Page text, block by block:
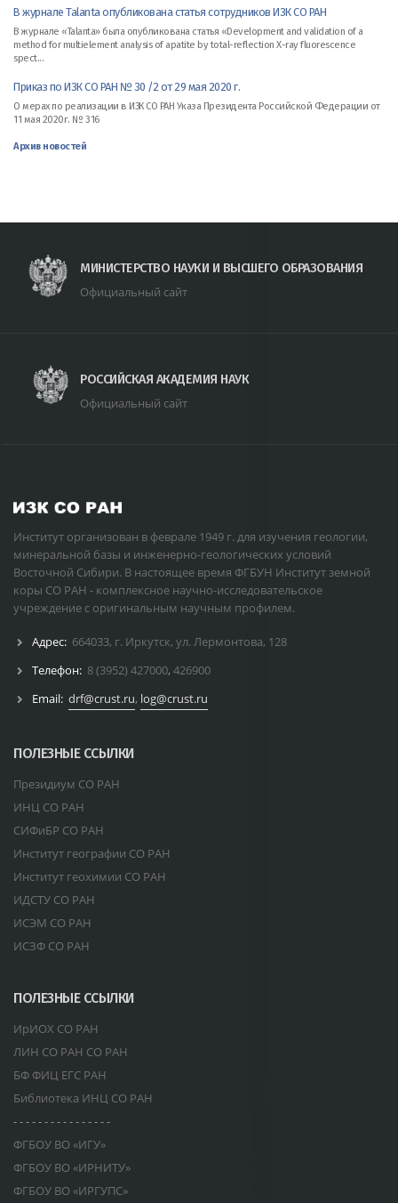
В журнале Talanta опубликована статья сотрудников ИЗК СО РАН
В журнале «Talanta» была опубликована статья «Development and validation of a
method for multielement analysis of apatite by total-reflection X-ray fluorescence
spect...
Приказ по ИЗК СО РАН № 30 /2 от 29 мая 2020 г.
О мерах по реализации в ИЗК СО РАН Указа Президента Российской Федерации от
11 мая 2020г. № 316
Архив новостей
МИНИСТЕРСТВО НАУКИ И ВЫСШЕГО ОБРАЗОВАНИЯ
Официальный сайт
РОССИЙСКАЯ АКАДЕМИЯ НАУК
Официальный сайт
Институт организован в феврале 1949 г. для изучения геологии,
минеральной базы и инженерно-геологических условий
Восточной Сибири. В настоящее время ФГБУН Институт земной
коры СО РАН - комплексное научно-исследовательское
учреждение с оригинальным научным профилем.
Адрес: 664033, г. Иркутск, ул. Лермонтова, 128
Телефон: 8 (3952) 427000, 426900
Email: drf@crust.ru, log@crust.ru
ПОЛЕЗНЫЕ ССЫЛКИ
Президиум СО РАН
ИНЦ СО РАН
СИФиБР СО РАН
Институт географии СО РАН
Институт геохимии СО РАН
ИДСТУ СО РАН
ИСЭМ СО РАН
ИСЗФ СО РАН
ПОЛЕЗНЫЕ ССЫЛКИ
ИрИОХ СО РАН
ЛИН СО РАН СО РАН
БФ ФИЦ ЕГС РАН
Библиотека ИНЦ СО РАН
- - - - - - - - - - - - - - - -
ФГБОУ ВО «ИГУ»
ФГБОУ ВО «ИРНИТУ»
ФГБОУ ВО «ИРГУПС»